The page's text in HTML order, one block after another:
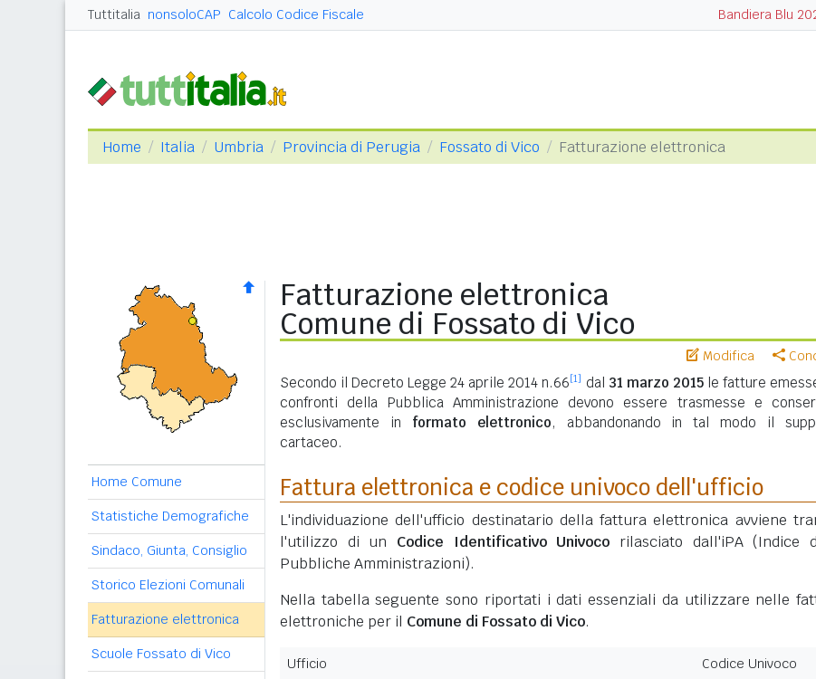
Tuttitalia nonsoloCAP Calcolo Codice Fiscale Bandiera Blu
Home Italia Umbria Provincia di Perugia Fossato di Vico Fatturazione elettronica
Home Comune
Statistiche Demografiche
Sindaco, Giunta, Consiglio
Storico Elezioni Comunali
Fatturazione elettronica
Scuole Fossato di Vico
Fatturazione elettronica
Comune di Fossato di Vico
Modifica
Secondo il Decreto Legge 24 aprile 2014 n.66[1] dal 31 marzo 2015le fatture
confronti della Pubblica Amministrazione devono essere trasmesse e
esclusivamente in formato elettronico, abbandonando in tal modo il
cartaceo.
Fattura elettronica e codice univoco dell'ufficio
L'individuazione dell'ufficio destinatario della fattura elettronica avviene
l'utilizzo di un Codice Identificativo Univoco rilasciato dall'iPA (Indice
Pubbliche Amministrazioni).
Nella tabella seguente sono riportati i dati essenziali da utilizzare nelle
elettroniche per il Comune di Fossato di Vico.
Ufficio Codice Univoco